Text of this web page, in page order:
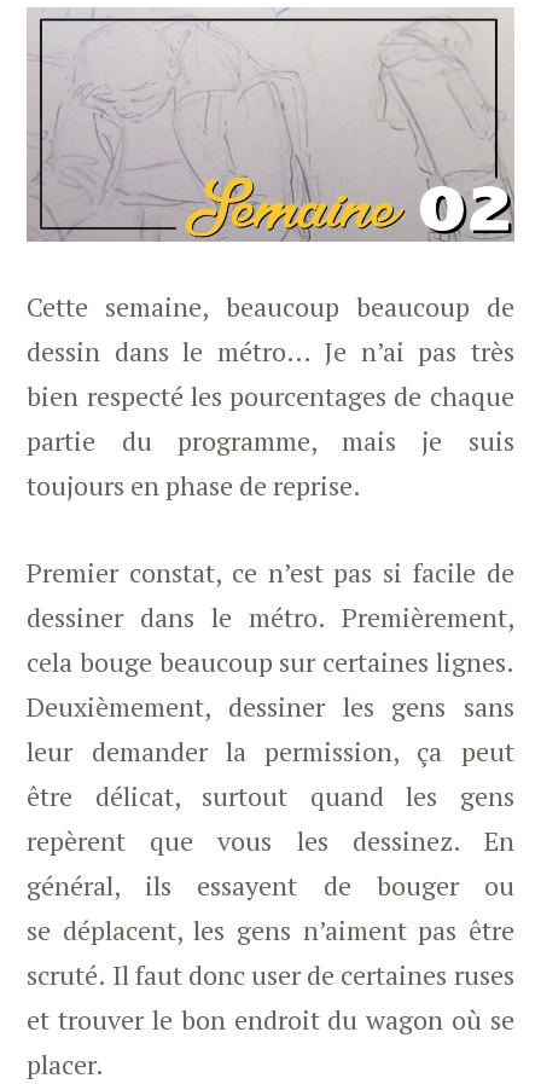
Cette semaine, beaucoup beaucoup de
dessin dans le métro… Je n’ai pas très
bien respecté les pourcentages de chaque
partie du programme, mais je suis
toujours en phase de reprise.
Premier constat, ce n’est pas si facile de
dessiner dans le métro. Premièrement,
cela bouge beaucoup sur certaines lignes.
Deuxièmement, dessiner les gens sans
leur demander la permission, ça peut
être délicat, surtout quand les gens
repèrent que vous les dessinez. En
général, ils essayent de bouger ou
se déplacent, les gens n’aiment pas être
scruté. Il faut donc user de certaines ruses
et trouver le bon endroit du wagon où se
placer.